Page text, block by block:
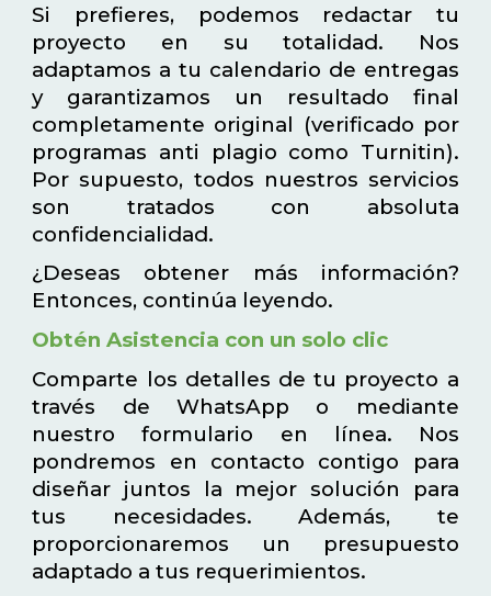
Si prefieres, podemos redactar tu
proyecto en su totalidad. Nos
adaptamos a tu calendario de entregas
y garantizamos un resultado final
completamente original (verificado por
programas anti plagio como Turnitin).
Por supuesto, todos nuestros servicios
son tratados con absoluta
confidencialidad.
¿Deseas obtener más información?
Entonces, continúa leyendo.
Obtén Asistencia con un solo clic
Comparte los detalles de tu proyecto a
través de WhatsApp o mediante
nuestro formulario en línea. Nos
pondremos en contacto contigo para
diseñar juntos la mejor solución para
tus necesidades. Además, te
proporcionaremos un presupuesto
adaptado a tus requerimientos.